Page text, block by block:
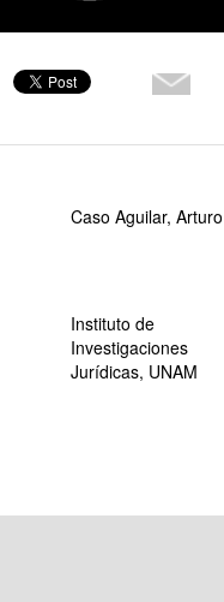
Caso Aguilar, Arturo
Instituto de
Investigaciones
Jurídicas, UNAM